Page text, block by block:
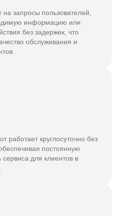
запросы пользователей,
информацию или
без задержек, что
обслуживания и
работает круглосуточно без
постоянную
сервиса для клиентов в